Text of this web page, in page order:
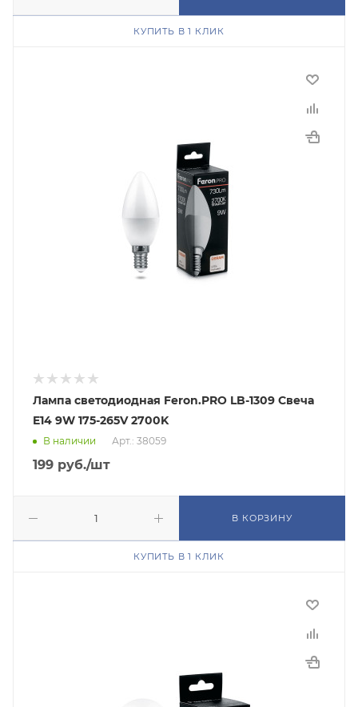
КУПИТЬ В 1 КЛИК
Лампа светодиодная Feron.PRO LB-1309 Свеча
E14 9W 175-265V 2700K
В наличии Арт.: 38059
199 руб./шт
В КОРЗИНУ
КУПИТЬ В 1 КЛИК